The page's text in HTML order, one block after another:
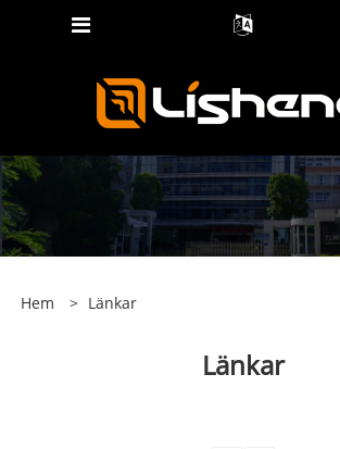
Hem > Länkar
Länkar